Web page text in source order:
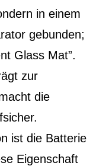
in einem
gebunden;
Glass Mat”.
zur
die
ist die Batterie
Eigenschaft